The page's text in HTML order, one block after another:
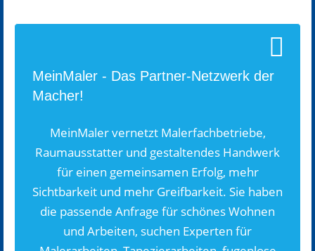
MeinMaler - Das Partner-Netzwerk der
Macher!
MeinMaler vernetzt Malerfachbetriebe,
Raumausstatter und gestaltendes Handwerk
für einen gemeinsamen Erfolg, mehr
Sichtbarkeit und mehr Greifbarkeit. Sie haben
die passende Anfrage für schönes Wohnen
und Arbeiten, suchen Experten für